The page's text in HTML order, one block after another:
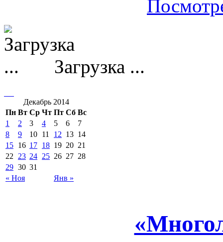
Загрузка ...
Декабрь 2014
Пн Вт Ср Чт Пт Сб Вс
« Ноя Янв »
1 2 3 4 5 6
7
8
9 10 11 12 13 14
15 16 17 18 19 20 21
22
23 24 25 26 27 28
29 30 31